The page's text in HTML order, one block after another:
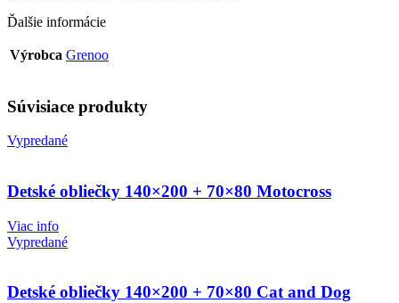
Ďalšie informácie
Výrobca Grenoo
Súvisiace produkty
Vypredané
Detské obliečky 140×200 + 70×80 Motocross
Viac info
Vypredané
Detské obliečky 140×200 + 70×80 Cat and Dog